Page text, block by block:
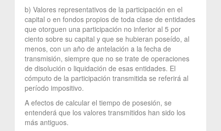
b) Valores representativos de la participación en el
capital o en fondos propios de toda clase de entidades
que otorguen una participación no inferior al 5 por
ciento sobre su capital y que se hubieran poseído, al
menos, con un año de antelación a la fecha de
transmisión, siempre que no se trate de operaciones
de disolución o liquidación de esas entidades. El
cómputo de la participación transmitida se referirá al
período impositivo.
A efectos de calcular el tiempo de posesión, se
entenderá que los valores transmitidos han sido los
más antiguos.